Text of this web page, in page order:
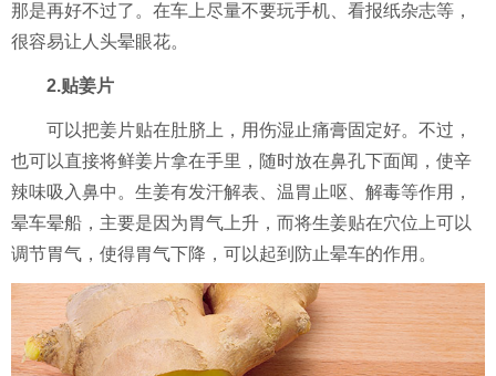
那是再好不过了。在车上尽量不要玩手机、看报纸杂志等，
很容易让人头晕眼花。
2.贴姜片
可以把姜片贴在肚脐上，用伤湿止痛膏固定好。不过，
也可以直接将鲜姜片拿在手里，随时放在鼻孔下面闻，使辛
辣味吸入鼻中。生姜有发汗解表、温胃止呕、解毒等作用，
晕车晕船，主要是因为胃气上升，而将生姜贴在穴位上可以
调节胃气，使得胃气下降，可以起到防止晕车的作用。